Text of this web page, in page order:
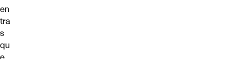
en
tra
s
qu